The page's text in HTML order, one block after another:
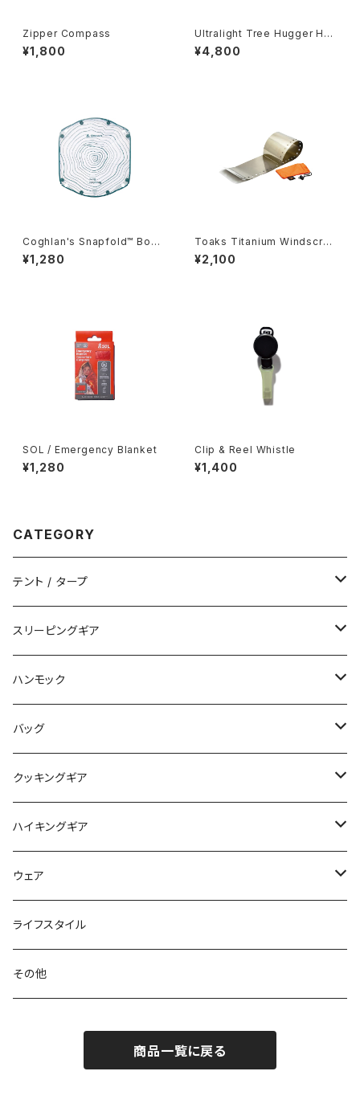
Zipper Compass
¥1,800
Ultralight Tree Hugger Ho
ok
¥4,800
Coghlan's Snapfold™ Bowl
s
¥1,280
Toaks Titanium Windscree
n
¥2,100
SOL / Emergency Blanket
¥1,280
Clip & Reel Whistle
¥1,400
CATEGORY
テント / タープ
タープ / シェルター
ペグ / ステークス
アクセサリー
スリーピングギア
シュラフ / キルト
ビビィ
マット
ピロー
ハンモック
ハンモック
アクセサリー
バッグ
バックパック
サコッシュ / ウェストポーチ
トートバッグ
パックアクセサリー
クッキングギア
バーナー / ストーブ / 燃料
クッカー / カップ
カトラリー
ボトル
ハイキングギア
ストック
スノーシュー / アイゼン
スタッフサック
ナイフ / ツール
ウェア
トップス
ハードシェル / レインウェア
ウェアアクセサリー
ライフスタイル
その他
商品一覧に戻る